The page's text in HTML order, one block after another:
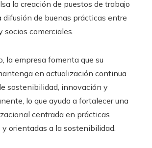
la creación de puestos de trabajo
difusión de buenas prácticas entre
socios comerciales.
la empresa fomenta que su
en actualización continua
sostenibilidad, innovación y
lo que ayuda a fortalecer una
centrada en prácticas
orientadas a la sostenibilidad.